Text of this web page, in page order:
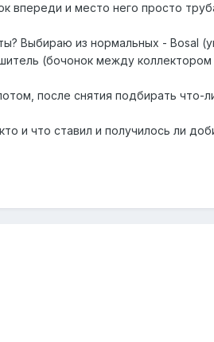
впереди и место него просто
Выбираю из нормальных - Bosal
(бочонок между
после снятия подбирать что-
кто и что ставил и получилось ли